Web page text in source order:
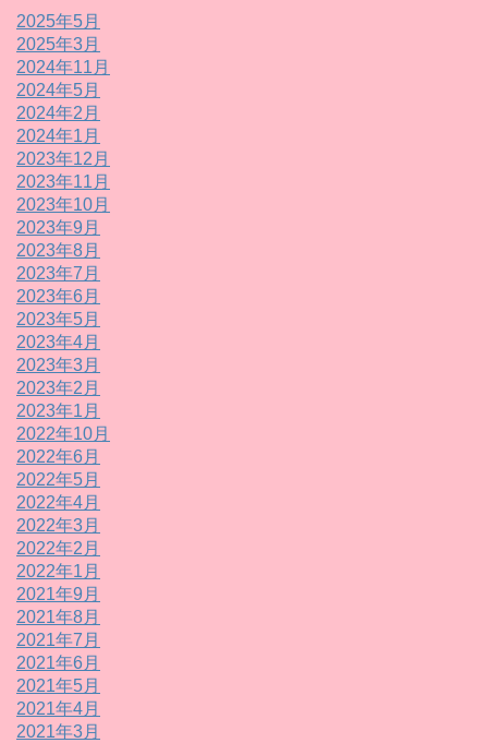
2025年5月
2025年3月
2024年11月
2024年5月
2024年2月
2024年1月
2023年12月
2023年11月
2023年10月
2023年9月
2023年8月
2023年7月
2023年6月
2023年5月
2023年4月
2023年3月
2023年2月
2023年1月
2022年10月
2022年6月
2022年5月
2022年4月
2022年3月
2022年2月
2022年1月
2021年9月
2021年8月
2021年7月
2021年6月
2021年5月
2021年4月
2021年3月